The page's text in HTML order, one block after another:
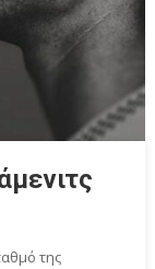
της